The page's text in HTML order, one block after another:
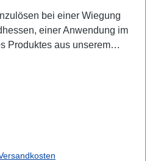
bei einer Wiegung
einer Anwendung im
Produktes aus unserem